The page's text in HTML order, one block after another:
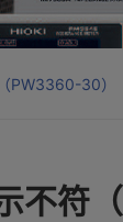
PW3360-30）
不符